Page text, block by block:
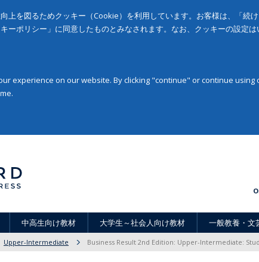
上を図るためクッキー（Cookie）を利用しています。お客様は、「続
ーポリシー」に同意したものとみなされます。なお、クッキーの設定は
experience on our website. By clicking "continue" or continue
中高生向け教材 大学生～社会人向け教材 一般教養・文
Upper-Intermediate Business Result 2nd Edition: Upper-Intermediate: